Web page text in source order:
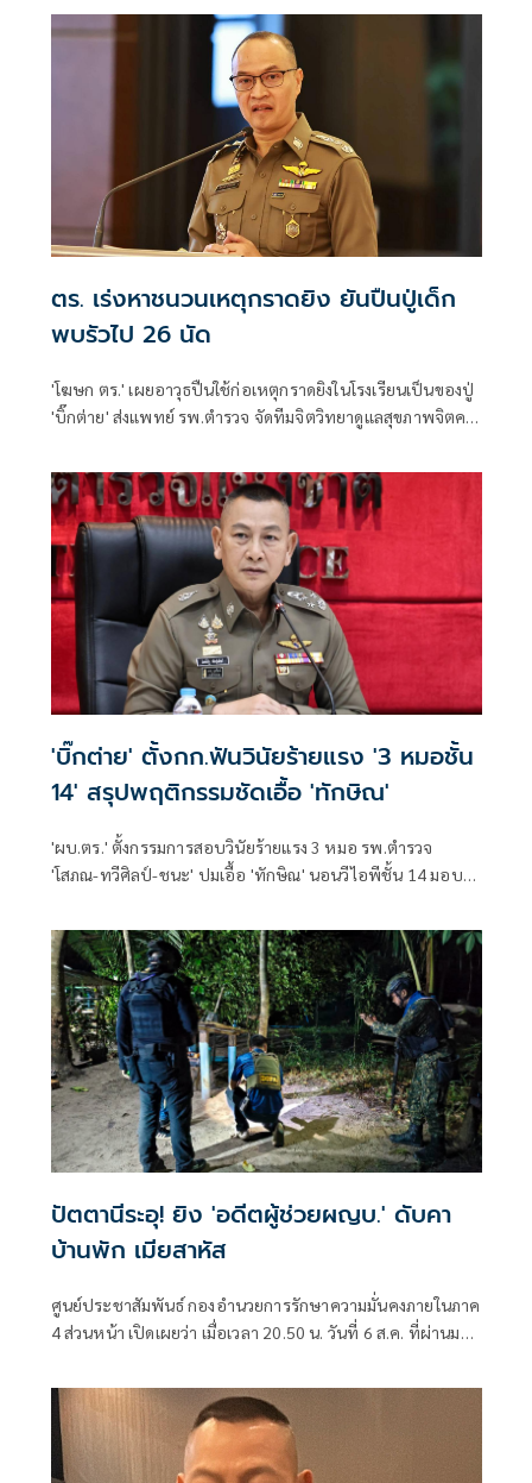
เพื่อน เสพสื่อโซเชียล พบเคยสั่งซื้อปืนบีบีกันทางออนไลน์มา
โรงเรียนแต่ถูกครูยึด เร่งตรวจสอบมือถือ-คอมพิวเตอร์ โยงเหตุ
ตร. เร่งหาชนวนเหตุกราดยิง ยันปืนปู่เด็ก
พบรัวไป 26 นัด
'โฆษก ตร.' เผยอาวุธปืนใช้ก่อเหตุกราดยิงในโรงเรียนเป็นของปู่
'บิ๊กต่าย' ส่งแพทย์ รพ.ตำรวจ จัดทีมจิตวิทยาดูแลสุขภาพจิตครู
'บิ๊กต่าย' ตั้งกก.ฟันวินัยร้ายแรง '3 หมอชั้น
14' สรุปพฤติกรรมชัดเอื้อ 'ทักษิณ'
'ผบ.ตร.' ตั้งกรรมการสอบวินัยร้ายแรง 3 หมอ รพ.ตำรวจ
'โสภณ-ทวีศิลป์-ชนะ' ปมเอื้อ 'ทักษิณ' นอนวีไอพีชั้น 14 มอบ
ปัตตานีระอุ! ยิง 'อดีตผู้ช่วยผญบ.' ดับคา
บ้านพัก เมียสาหัส
ศูนย์ประชาสัมพันธ์ กองอำนวยการรักษาความมั่นคงภายในภาค
4 ส่วนหน้า เปิดเผยว่า เมื่อเวลา 20.50 น. วันที่ 6 ส.ค. ที่ผ่านมา
อาแว อดีตผู้ช่วยผู้ใหญ่บ้านหมู่ที่ 5